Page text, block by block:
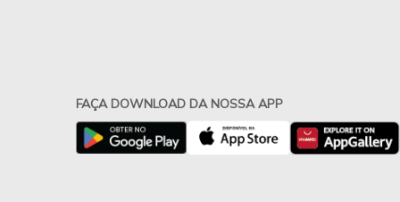
FAÇA DOWNLOAD DA NOSSA APP